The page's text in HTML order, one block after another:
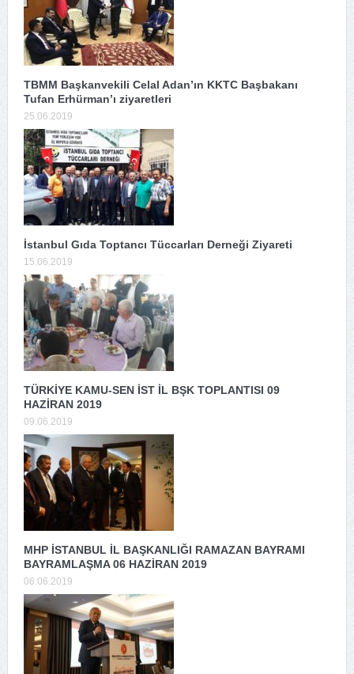
TBMM Başkanvekili Celal Adan’ın KKTC Başbakanı
Tufan Erhürman’ı ziyaretleri
25.06.2019
İstanbul Gıda Toptancı Tüccarları Derneği Ziyareti
15.06.2019
TÜRKİYE KAMU-SEN İST İL BŞK TOPLANTISI 09
HAZİRAN 2019
09.06.2019
MHP İSTANBUL İL BAŞKANLIĞI RAMAZAN BAYRAMI
BAYRAMLAŞMA 06 HAZİRAN 2019
06.06.2019